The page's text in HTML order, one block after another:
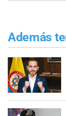
Además